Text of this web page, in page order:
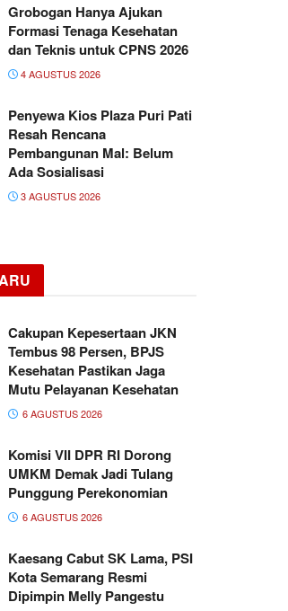
Grobogan Hanya Ajukan
Formasi Tenaga Kesehatan
dan Teknis untuk CPNS 2026
4 AGUSTUS 2026
Penyewa Kios Plaza Puri Pati
Resah Rencana
Pembangunan Mal: Belum
Ada Sosialisasi
3 AGUSTUS 2026
Cakupan Kepesertaan JKN
Tembus 98 Persen, BPJS
Kesehatan Pastikan Jaga
Mutu Pelayanan Kesehatan
6 AGUSTUS 2026
Komisi VII DPR RI Dorong
UMKM Demak Jadi Tulang
Punggung Perekonomian
6 AGUSTUS 2026
Kaesang Cabut SK Lama, PSI
Kota Semarang Resmi
Dipimpin Melly Pangestu